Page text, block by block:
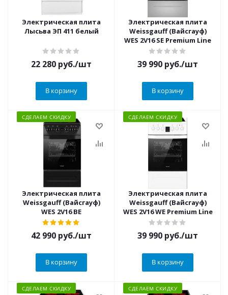
Электрическая плита
Лысьва ЭП 411 белый
22 280 руб./шт
В корзину
Электрическая плита
Weissgauff (Вайсгауф)
WES 2V16 SE Premium Line
39 990 руб./шт
В корзину
СДЕЛАЕМ СКИДКУ
Электрическая плита
Weissgauff (Вайсгауф)
WES 2V16 BE
42 990 руб./шт
В корзину
СДЕЛАЕМ СКИДКУ
Электрическая плита
Weissgauff (Вайсгауф)
WES 2V16 WE Premium Line
39 990 руб./шт
В корзину
СДЕЛАЕМ СКИДКУ СДЕЛАЕМ СКИДКУ